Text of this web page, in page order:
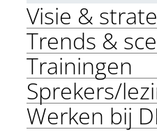
Visie &
Trends &
Trainingen
Sprekers/
Werken bij